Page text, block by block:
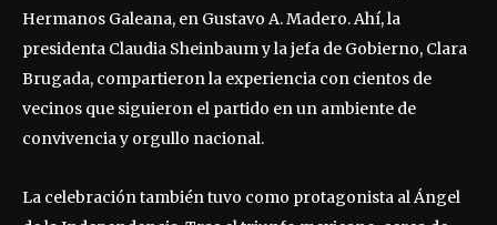
Hermanos Galeana, en Gustavo A. Madero. Ahí, la
presidenta Claudia Sheinbaum y la jefa de Gobierno, Clara
Brugada, compartieron la experiencia con cientos de
vecinos que siguieron el partido en un ambiente de
convivencia y orgullo nacional.
La celebración también tuvo como protagonista al Ángel